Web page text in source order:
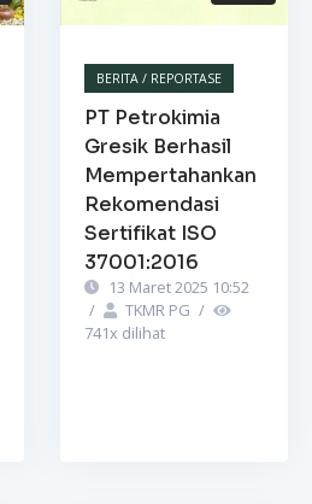
BERITA / REPORTASE
PT Petrokimia
Gresik Berhasil
Mempertahankan
Rekomendasi
Sertifikat ISO
37001:2016
13 Maret 2025 10:52
/
TKMR PG /
741x dilihat